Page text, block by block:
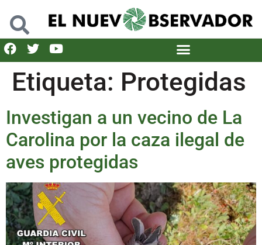
Etiqueta: Protegidas
Investigan a un vecino de La
Carolina por la caza ilegal de
aves protegidas